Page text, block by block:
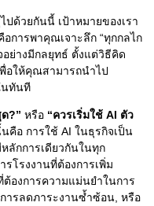
ปด้วยกันนี้ เป้าหมายของเรา
การพาคุณเจาะลึก “ทุกกลไก
ย่างมีกลยุทธ์ ตั้งแต่วิธีคิด
พื่อให้คุณสามารถนำไป
นทันที
?” หรือ “ควรเริ่มใช้ AI ตัว
คือ การใช้ AI ในธุรกิจเป็น
ลักการเดียวกันในทุก
โรงงานที่ต้องการเพิ่ม
องการความแม่นยำในการ
ารลดภาระงานซ้ำซ้อน, หรือ